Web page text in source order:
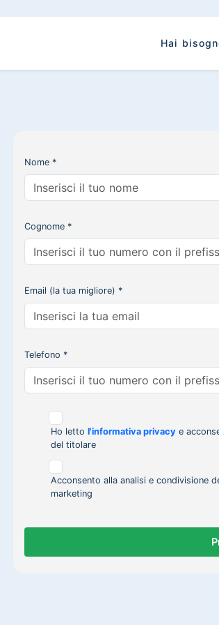
Hai
Nome *
Cognome *
Email (la tua migliore) *
Telefono *
Ho letto l'informativa privacy e
del titolare
Acconsento alla analisi e condivisione
marketing